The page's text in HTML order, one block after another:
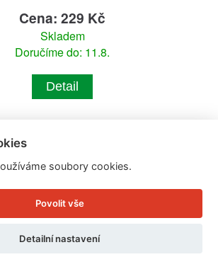
Cena: 229 Kč
Skladem
Doručíme do: 11.8.
Detail
soubory cookies.
Povolit vše
Detailní nastavení